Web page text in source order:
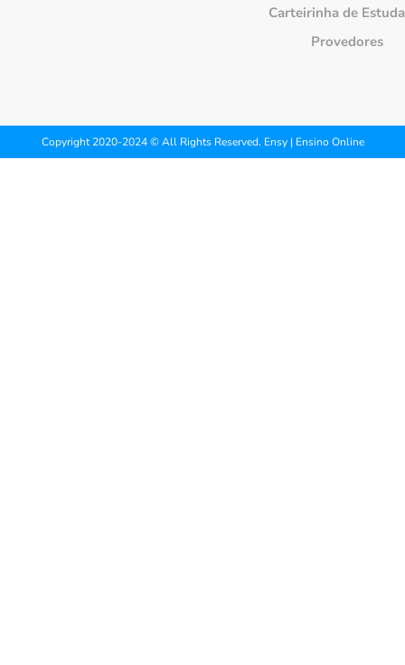
Carteirinha de
Provedores
Copyright 2020-2024 © All Rights Reserved. Ensy | Ensino Online